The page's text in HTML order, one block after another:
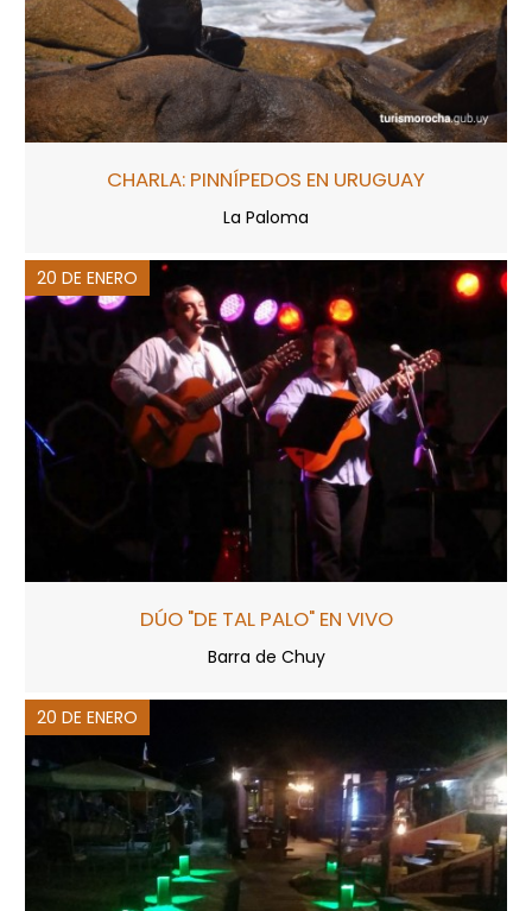
CHARLA: PINNÍPEDOS EN URUGUAY
La Paloma
20 DE ENERO
DÚO "DE TAL PALO" EN VIVO
Barra de Chuy
20 DE ENERO